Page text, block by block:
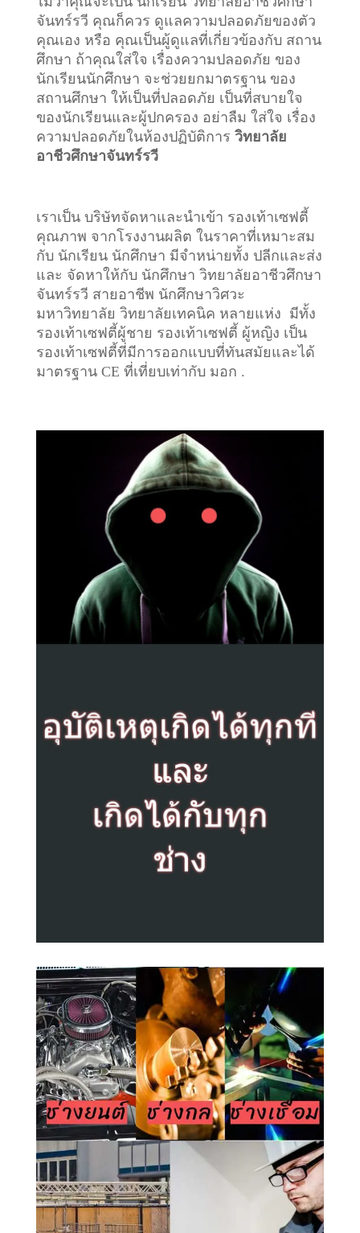
จันทร์รวี คุณก็ควร ดูแลความปลอดภัยของตัว
คุณเอง หรือ คุณเป็นผู้ดูแลที่เกี่ยวข้องกับ สถาน
ศึกษา ถ้าคุณใส่ใจ เรื่องความปลอดภัย ของ
นักเรียนนักศึกษา จะช่วยยกมาตรฐาน ของ
สถานศึกษา ให้เป็นที่ปลอดภัย เป็นที่สบายใจ
ของนักเรียนและผู้ปกครอง อย่าลืม ใส่ใจ เรื่อง
ความปลอดภัยในห้องปฏิบัติการ วิทยาลัย
อาชีวศึกษาจันทร์รวี
เราเป็น บริษัทจัดหาและนำเข้า รองเท้าเซฟตี้
คุณภาพ จากโรงงานผลิต ในราคาที่เหมาะสม
กับ นักเรียน นักศึกษา มีจำหน่ายทั้ง ปลีกและส่ง
และ จัดหาให้กับ นักศึกษา วิทยาลัยอาชีวศึกษา
จันทร์รวี สายอาชีพ นักศึกษาวิศวะ
มหาวิทยาลัย วิทยาลัยเทคนิค หลายแห่ง มีทั้ง
รองเท้าเซฟตี้ผู้ชาย รองเท้าเซฟตี้ ผู้หญิง เป็น
รองเท้าเซฟตี้ที่มีการออกแบบที่ทันสมัยและได้
มาตรฐาน CE ที่เที่ยบเท่ากับ มอก .